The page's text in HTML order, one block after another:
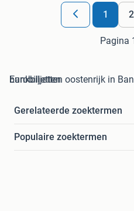
1 2
Pagina
bankbiljetten oostenrijk in Bankbiljetten | Europa | Niet-Eurobiljetten
Gerelateerde zoektermen
Populaire zoektermen